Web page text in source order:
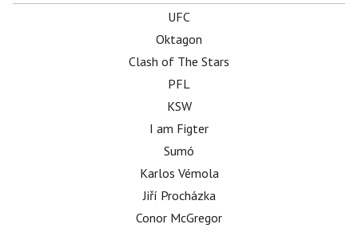
UFC
Oktagon
Clash of The Stars
PFL
KSW
I am Figter
Sumó
Karlos Vémola
Jiří Procházka
Conor McGregor